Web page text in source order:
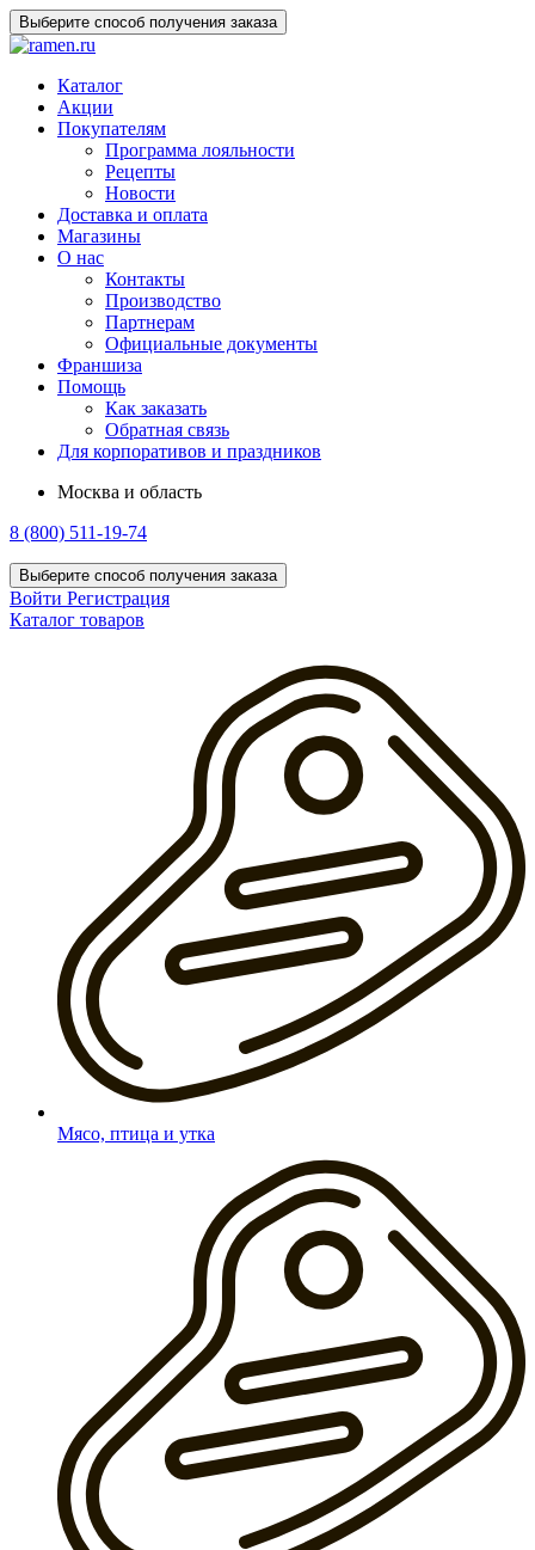
Выберите способ получения заказа
Каталог
Акции
Покупателям
Программа лояльности
Рецепты
Новости
Доставка и оплата
Магазины
О нас
Контакты
Производство
Партнерам
Официальные документы
Франшиза
Помощь
Как заказать
Обратная связь
Для корпоративов и праздников
Москва и область
8 (800) 511-19-74
Выберите способ получения заказа
Войти Регистрация
Каталог товаров
Мясо, птица и утка